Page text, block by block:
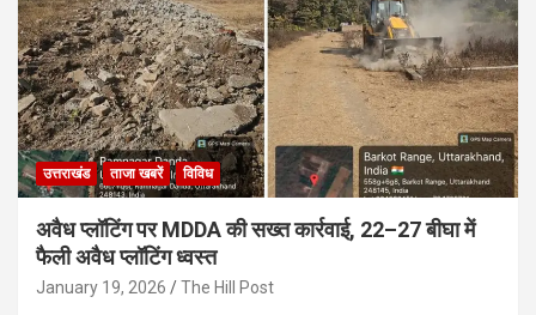
उत्तराखंड ताजा खबरें विविध
अवैध प्लॉटिंग पर MDDA की सख्त कार्रवाई, 22–27 बीघा में
फैली अवैध प्लॉटिंग ध्वस्त
January 19, 2026 The Hill Post